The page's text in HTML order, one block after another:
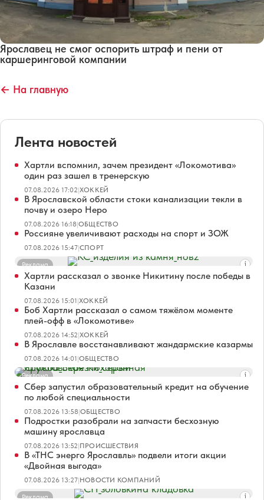
Ярославец не смог оспорить штраф и пени от
каршеринговой компании
← На главную
Лента новостей
Хартли вспомнил, зачем президент «Локомотива»
один раз зашел в тренерскую
07.08.2026 17:02|ХОККЕЙ
В Ярославской области стоки канализации текли в
почву и озеро Неро
07.08.2026 16:18|ОБЩЕСТВО
Россияне увеличивают расходы на спорт и ЗОЖ
07.08.2026 15:47|СПОРТ
Реклама
Хартли рассказал о звонке Никитину после победы в
Казани
07.08.2026 15:01|ХОККЕЙ
Боб Хартли рассказал о самом тяжёлом моменте
плей-офф в «Локомотиве»
07.08.2026 14:52|ХОККЕЙ
В Ярославле восстанавливают жандармские казармы
07.08.2026 14:01|ОБЩЕСТВО
Реклама
Сбер запустил образовательный кредит на обучение
по любой специальности
07.08.2026 13:58|ОБЩЕСТВО
Подростки разобрали на запчасти бесхозную
машину ярославца
07.08.2026 13:52|ПРОИСШЕСТВИЯ
В «ТНС энерго Ярославль» подвели итоги акции
«Двойная выгода»
07.08.2026 13:27|НОВОСТИ КОМПАНИЙ
Реклама